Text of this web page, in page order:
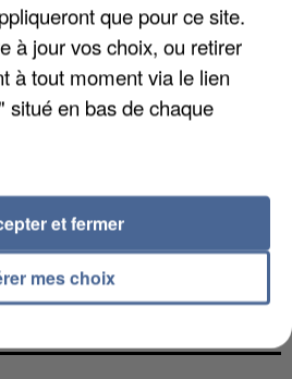
SUPPOSÉS DE LA DZ
EN ALGÉRIE
que pour ce site.
à jour vos choix, ou retirer
à tout moment via le lien
situé en bas de chaque
mes choix
et fermer